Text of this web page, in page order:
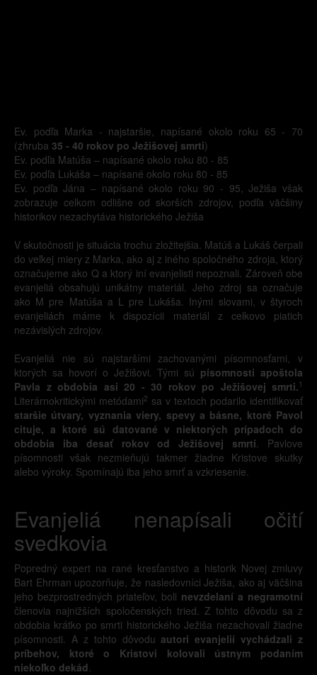
Ev. podľa Marka - najstaršie, napísané okolo roku 65 - 70
(zhruba 35 - 40 rokov po Ježišovej smrti)
Ev. podľa Matúša – napísané okolo roku 80 - 85
Ev. podľa Lukáša – napísané okolo roku 80 - 85
Ev. podľa Jána – napísané okolo roku 90 - 95, Ježiša však
zobrazuje celkom odlišne od skorších zdrojov, podľa väčšiny
historikov nezachytáva historického Ježiša
V skutočnosti je situácia trochu zložitejšia. Matúš a Lukáš čerpali
do veľkej miery z Marka, ako aj z iného spoločného zdroja, ktorý
označujeme ako Q a ktorý iní evanjelisti nepoznali. Zároveň obe
evanjeliá obsahujú unikátny materiál. Jeho zdroj sa označuje
ako M pre Matúša a L pre Lukáša. Inými slovami, v štyroch
evanjeliách máme k dispozícii materiál z celkovo piatich
nezávislých zdrojov.
Evanjeliá nie sú najstaršími zachovanými písomnosťami, v
ktorých sa hovorí o Ježišovi. Tými sú písomnosti apoštola
Pavla z obdobia asi 20 - 30 rokov po Ježišovej smrti. 1
Literárnokritickými metódami2 sa v textoch podarilo identifikovať
staršie útvary, vyznania viery, spevy a básne, ktoré Pavol
cituje, a ktoré sú datované v niektorých prípadoch do
obdobia iba desať rokov od Ježišovej smrti. Pavlove
písomnosti však nezmieňujú takmer žiadne Kristove skutky
alebo výroky. Spomínajú iba jeho smrť a vzkriesenie.
Evanjeliá nenapísali očití
svedkovia
Popredný expert na rané kresťanstvo a historik Novej zmluvy
Bart Ehrman upozorňuje, že nasledovníci Ježiša, ako aj väčšina
jeho bezprostredných priateľov, boli nevzdelaní a negramotní
členovia najnižších spoločenských tried. Z tohto dôvodu sa z
obdobia krátko po smrti historického Ježiša nezachovali žiadne
písomnosti. A z tohto dôvoduautori evanjelií vychádzali z
príbehov, ktoré o Kristovi kolovali ústnym podaním
niekoľko dekád.